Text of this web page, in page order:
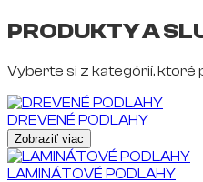
PRODUKTY A
Vyberte si z kategórií, ktoré
DREVENÉ PODLAHY
Zobraziť viac
LAMINÁTOVÉ PODLAHY